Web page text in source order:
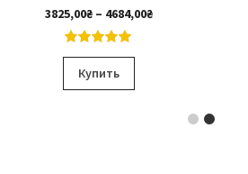
3825,00₴ – 4684,00₴Диапазон
5.00out of
5
Купить
Этот
товар